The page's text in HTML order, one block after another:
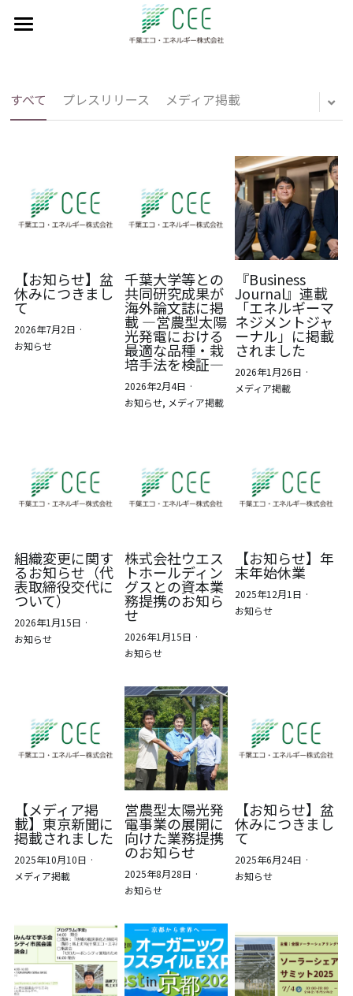
事業実績
会社情報
会社概要
アクセスマップ
採用情報
日本語
すべて プレスリリース メディア掲載
【お知らせ】盆
休みにつきまし
て
2026年7月2日 ·
お知らせ
千葉大学等との
共同研究成果が
海外論文誌に掲
載 ―営農型太陽
光発電における
最適な品種・栽
培手法を検証―
2026年2月4日 ·
お知らせ, メディア掲載
『Business
Journal』連載
「エネルギーマ
ネジメントジャ
ーナル」に掲載
されました
2026年1月26日 ·
メディア掲載
組織変更に関す
るお知らせ（代
表取締役交代に
ついて）
2026年1月15日 ·
お知らせ
株式会社ウエス
トホールディン
グスとの資本業
務提携のお知ら
せ
2026年1月15日 ·
お知らせ
【お知らせ】年
末年始休業
2025年12月1日 ·
お知らせ
【メディア掲
載】東京新聞に
掲載されました
2025年10月10日 ·
メディア掲載
営農型太陽光発
電事業の展開に
向けた業務提携
のお知らせ
2025年8月28日 ·
お知らせ
【お知らせ】盆
休みにつきまし
て
2025年6月24日 ·
お知らせ